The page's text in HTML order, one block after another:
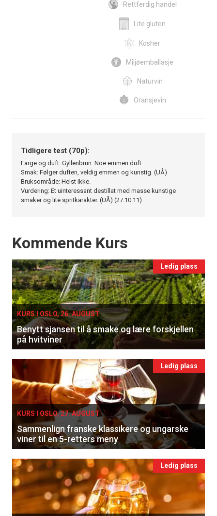
Rettferdig handel
Lite gluten
Kosher
Miljøemballasje
Naturvin
Oransjevin
Tidligere test (70p):
Farge og duft: Gyllenbrun. Noe emmen duft.
Smak: Følger duften, veldig emmen og kunstig. (UÅ)
Bruksområde: Helst ikke.
Vurdering: Et uinteressant destillat med masse kunstige
smaker og lite spritkarakter. (UÅ) (27.10.11)
Events
Kommende Kurs
Ledig plass
KURS I OSLO, 26. AUGUST
Benytt sjansen til å smake og lære forskjellen
på hvitviner
Ledig plass
KURS I OSLO, 27. AUGUST
Sammenlign franske klassikere og ungarske
viner til en 5-retters meny
Ledig plass